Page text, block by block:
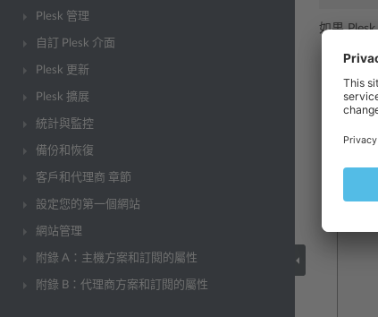
Plesk 管理
自訂 Plesk 介面
Plesk 更新
Plesk 擴展
統計與監控
備份和恢復
客戶和代理商 章節
設定您的第一個網站
網站管理
附錄 A：主機方案和訂閱的屬性
附錄 B：代理商方案和訂閱的屬性
如果
禁用